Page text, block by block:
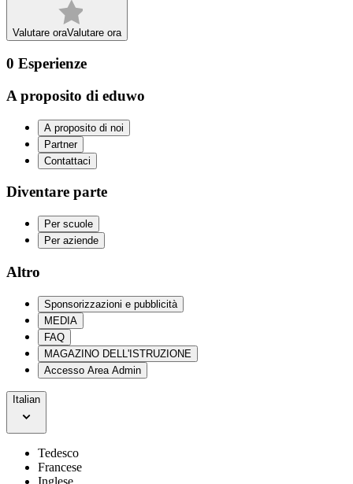
Valutare oraValutare ora
0 Esperienze
A proposito di eduwo
A proposito di noi
Partner
Contattaci
Diventare parte
Per scuole
Per aziende
Altro
Sponsorizzazioni e pubblicità
MEDIA
FAQ
MAGAZINO DELL'ISTRUZIONE
Accesso Area Admin
Italian
Tedesco
Francese
Inglese